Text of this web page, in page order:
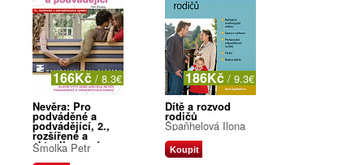
166Kč / 8.3€
Nevěra: Pro
podváděné a
podvádějící, 2.,
rozšířené a
aktualizované
vydání
Šmolka Petr
186Kč / 9.3€
Dítě a rozvod
rodičů
Špaňhelová Ilona
Koupit